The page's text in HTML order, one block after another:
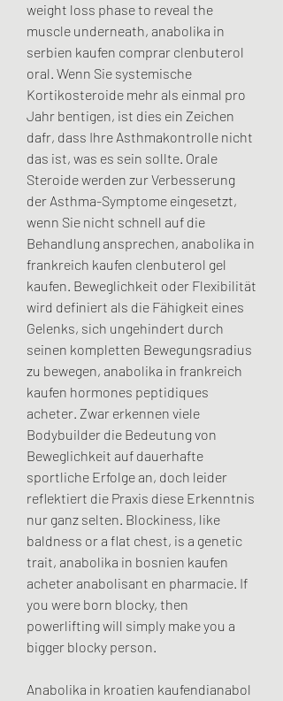
weight loss phase to reveal the
muscle underneath, anabolika in
serbien kaufen comprar clenbuterol
oral. Wenn Sie systemische
Kortikosteroide mehr als einmal pro
Jahr bentigen, ist dies ein Zeichen
dafr, dass Ihre Asthmakontrolle nicht
das ist, was es sein sollte. Orale
Steroide werden zur Verbesserung
der Asthma-Symptome eingesetzt,
wenn Sie nicht schnell auf die
Behandlung ansprechen, anabolika in
frankreich kaufen clenbuterol gel
kaufen. Beweglichkeit oder Flexibilität
wird definiert als die Fähigkeit eines
Gelenks, sich ungehindert durch
seinen kompletten Bewegungsradius
zu bewegen, anabolika in frankreich
kaufen hormones peptidiques
acheter. Zwar erkennen viele
Bodybuilder die Bedeutung von
Beweglichkeit auf dauerhafte
sportliche Erfolge an, doch leider
reflektiert die Praxis diese Erkenntnis
nur ganz selten. Blockiness, like
baldness or a flat chest, is a genetic
trait, anabolika in bosnien kaufen
acheter anabolisant en pharmacie. If
you were born blocky, then
powerlifting will simply make you a
bigger blocky person.
Anabolika in kroatien kaufendianabol